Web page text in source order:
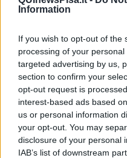
Information
If you wish to opt-out of the
processing of your
targeted advertising by us,
section to confirm your
opt-out request is
interest-based ads based
us or personal information
your opt-out. You may
disclosure of your personal
IAB’s list of downstream
dialogando con il pubblico e
raccolte nei giorni precedenti
"Un grande successo di
presenti, di cui circa la metà
cittadine - dichiara
L’incontro è stato pensato
fornire strumenti utili a
promuovendo una cultura
di sostanze stupefacenti. La
continua e iniziative come
per offrire ai docenti
nostri ragazzi".